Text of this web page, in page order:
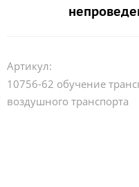
Артикул:
10756-62 обучение
воздушного транспорта